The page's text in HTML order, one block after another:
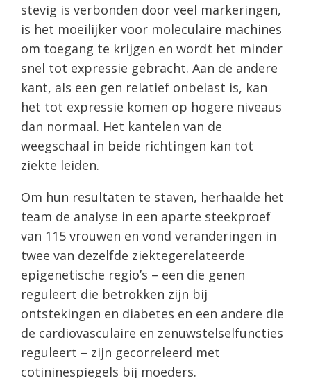
stevig is verbonden door veel markeringen,
is het moeilijker voor moleculaire machines
om toegang te krijgen en wordt het minder
snel tot expressie gebracht. Aan de andere
kant, als een gen relatief onbelast is, kan
het tot expressie komen op hogere niveaus
dan normaal. Het kantelen van de
weegschaal in beide richtingen kan tot
ziekte leiden.
Om hun resultaten te staven, herhaalde het
team de analyse in een aparte steekproef
van 115 vrouwen en vond veranderingen in
twee van dezelfde ziektegerelateerde
epigenetische regio’s – een die genen
reguleert die betrokken zijn bij
ontstekingen en diabetes en een andere die
de cardiovasculaire en zenuwstelselfuncties
reguleert – zijn gecorreleerd met
cotininespiegels bij moeders.